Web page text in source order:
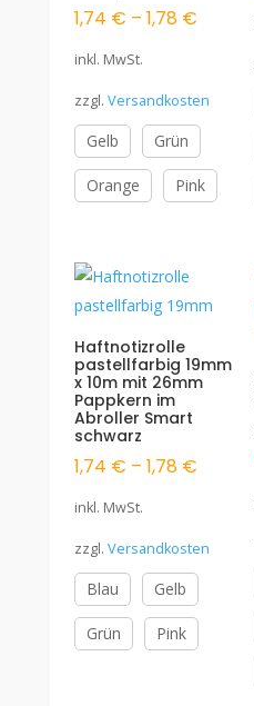
1,74 € – 1,78 €
inkl. MwSt.
zzgl. Versandkosten
Gelb Grün
Orange Pink
Haftnotizrolle
pastellfarbig 19mm
x 10m mit 26mm
Pappkern im
Abroller Smart
schwarz
1,74 € – 1,78 €
inkl. MwSt.
zzgl. Versandkosten
Blau Gelb
Grün Pink